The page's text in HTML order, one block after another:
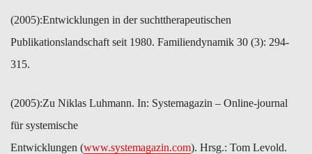
(2005):​Entwicklungen in der suchttherapeutischen
Publikationslandschaft seit 1980. Familiendynamik 30 (3): 294-
315.
(2005):​Zu Niklas Luhmann. In: Systemagazin – Online-journal
für ​systemische
Entwicklungen (www.systemagazin.com). Hrsg.: Tom ​Levold.